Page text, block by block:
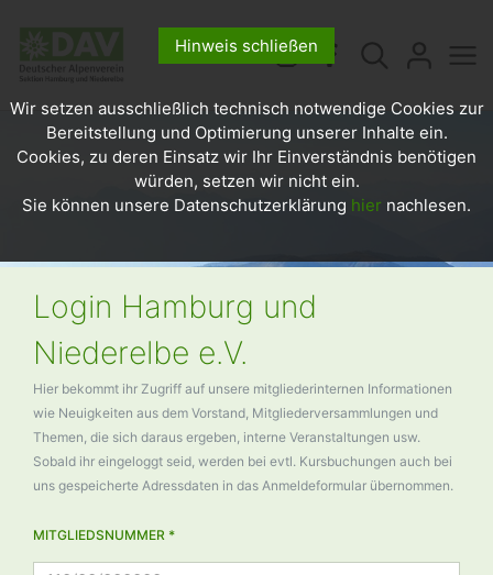
Login Hamburg und
Niederelbe e.V.
Hier bekommt ihr Zugriff auf unsere mitgliederinternen Informationen
wie Neuigkeiten aus dem Vorstand, Mitgliederversammlungen und
Themen, die sich daraus ergeben, interne Veranstaltungen usw.
Sobald ihr eingeloggt seid, werden bei evtl. Kursbuchungen auch bei
uns gespeicherte Adressdaten in das Anmeldeformular übernommen.
MITGLIEDSNUMMER *
Hinweis schließen
Wir setzen ausschließlich technisch notwendige Cookies zur
Bereitstellung und Optimierung unserer Inhalte ein.
Cookies, zu deren Einsatz wir Ihr Einverständnis benötigen
würden, setzen wir nicht ein.
Sie können unsere Datenschutzerklärung hier nachlesen.